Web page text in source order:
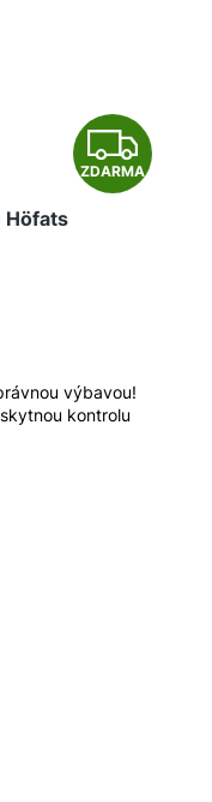
Z
D
ZDARMA
Höfats
výbavou!
kontrolu